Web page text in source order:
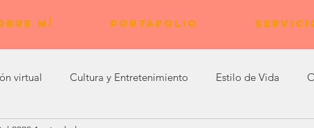
MÍ PORTAFOLIO
virtual Cultura y Entretenimiento Estilo de Vida